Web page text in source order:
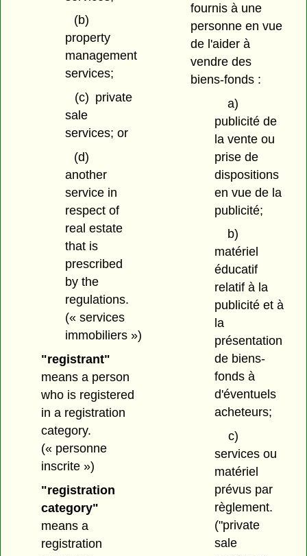
(b)
property
management
services;
(c) private
sale
services; or
(d)
another
service in
respect of
real estate
that is
prescribed
by the
regulations.
(« services
immobiliers »)
"registrant"
means a person
who is registered
in a registration
category.
(« personne
inscrite »)
"registration
category"
means a
registration
fournis à une
personne en vue
de l'aider à
vendre des
biens-fonds :
a)
publicité de
la vente ou
prise de
dispositions
en vue de la
publicité;
b)
matériel
éducatif
relatif à la
publicité et à
la
présentation
de biens-
fonds à
d'éventuels
acheteurs;
c)
services ou
matériel
prévus par
règlement.
("private
sale